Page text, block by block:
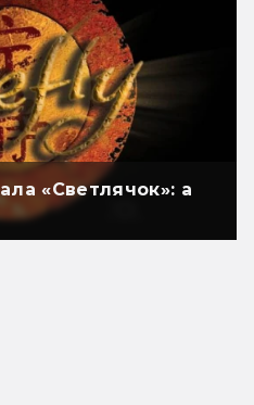
«Светлячок»: а